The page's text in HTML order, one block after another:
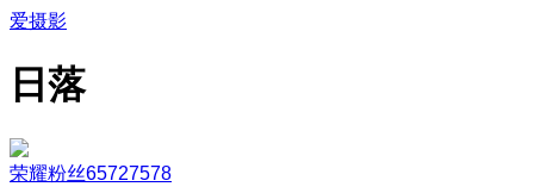
爱摄影
日落
荣耀粉丝65727578